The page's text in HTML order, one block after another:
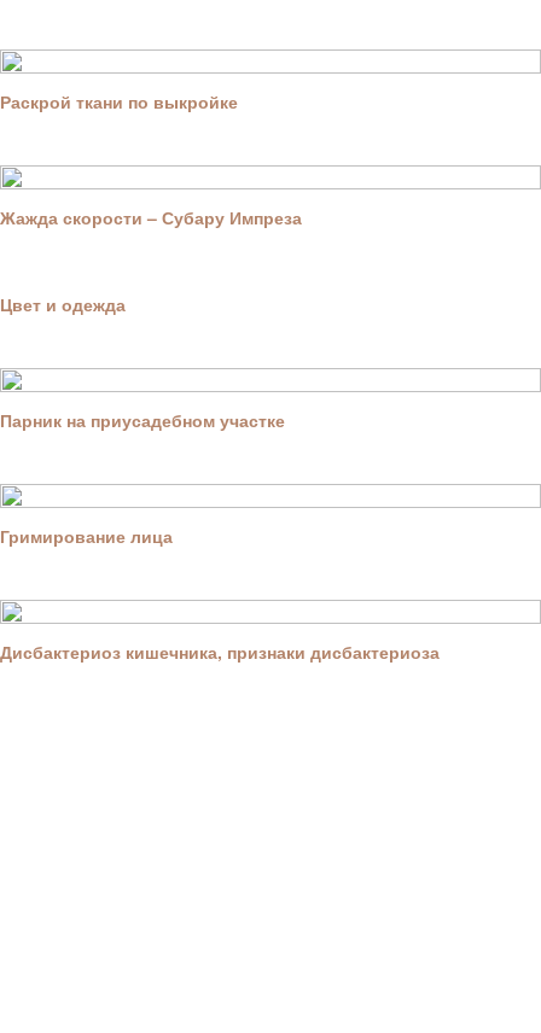
Раскрой ткани по выкройке
Жажда скорости – Субару Импреза
Цвет и одежда
Парник на приусадебном участке
Гримирование лица
Дисбактериоз кишечника, признаки дисбактериоза